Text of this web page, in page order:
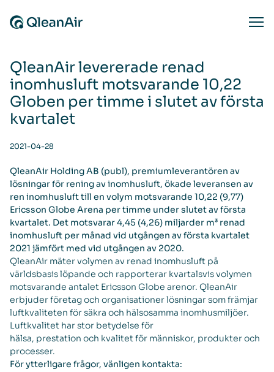
QleanAir levererade renad
inomhusluft motsvarande 10,22
Globen per timme i slutet av första
kvartalet
2021-04-28
QleanAir Holding AB (publ), premiumleverantören av
lösningar för rening av inomhusluft, ökade leveransen av
ren inomhusluft till en volym motsvarande 10,22 (9,77)
Ericsson Globe Arena per timme under slutet av första
kvartalet. Det motsvarar 4,45 (4,26) miljarder m³ renad
inomhusluft per månad vid utgången av första kvartalet
2021 jämfört med vid utgången av 2020.
QleanAir mäter volymen av renad inomhusluft på
världsbasis löpande och rapporterar kvartalsvis volymen
motsvarande antalet Ericsson Globe arenor. QleanAir
erbjuder företag och organisationer lösningar som främjar
luftkvaliteten för säkra och hälsosamma inomhusmiljöer.
Luftkvalitet har stor betydelse för
hälsa, prestation och kvalitet för människor, produkter och
processer.
För ytterligare frågor, vänligen kontakta: